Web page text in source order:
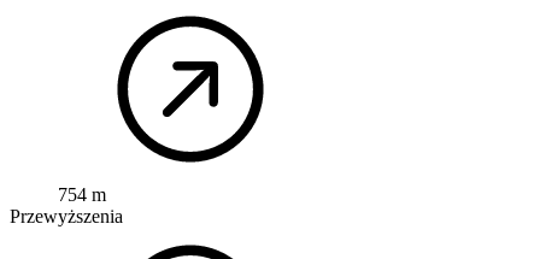
754 m
Przewyższenia